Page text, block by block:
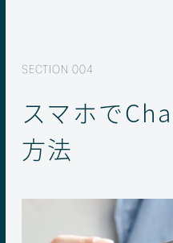
スマホで
方法